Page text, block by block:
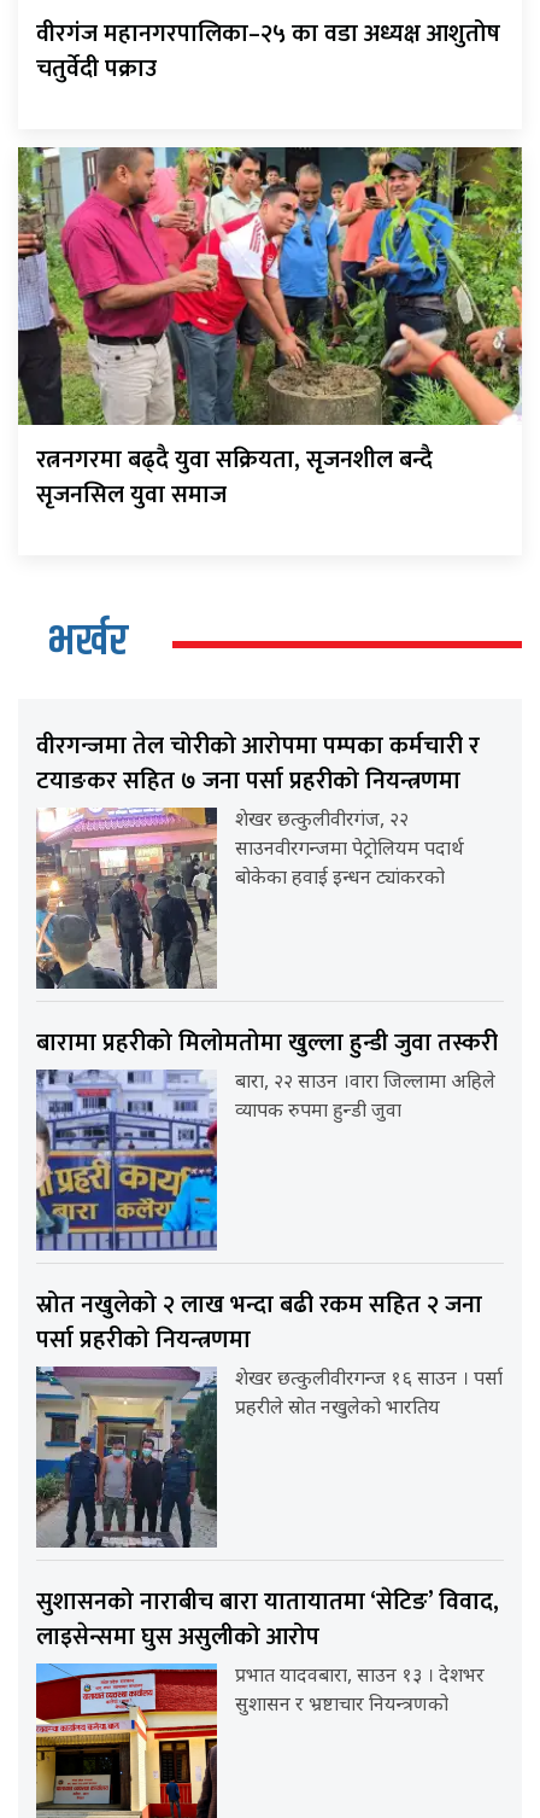
वीरगंज महानगरपालिका–२५ का वडा अध्यक्ष आशुतोष
चतुर्वेदी पक्राउ
रत्ननगरमा बढ्दै युवा सक्रियता, सृजनशील बन्दै
सृजनसिल युवा समाज
भर्खर
वीरगन्जमा तेल चोरीको आरोपमा पम्पका कर्मचारी र
टयाङकर सहित ७ जना पर्सा प्रहरीको नियन्त्रणमा
शेखर छत्कुलीवीरगंज, २२
साउनवीरगन्जमा पेट्रोलियम पदार्थ
बोकेका हवाई इन्धन ट्यांकरको
बारामा प्रहरीको मिलोमतोमा खुल्ला हुन्डी जुवा तस्करी
बारा, २२ साउन ।वारा जिल्लामा अहिले
व्यापक रुपमा हुन्डी जुवा
स्रोत नखुलेको २ लाख भन्दा बढी रकम सहित २ जना
पर्सा प्रहरीको नियन्त्रणमा
शेखर छत्कुलीवीरगन्ज १६ साउन । पर्सा
प्रहरीले स्रोत नखुलेको भारतिय
सुशासनको नाराबीच बारा यातायातमा ‘सेटिङ’ विवाद,
लाइसेन्समा घुस असुलीको आरोप
प्रभात यादवबारा, साउन १३ । देशभर
सुशासन र भ्रष्टाचार नियन्त्रणको